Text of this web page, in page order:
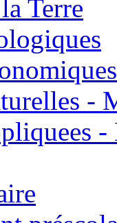
Terre
-